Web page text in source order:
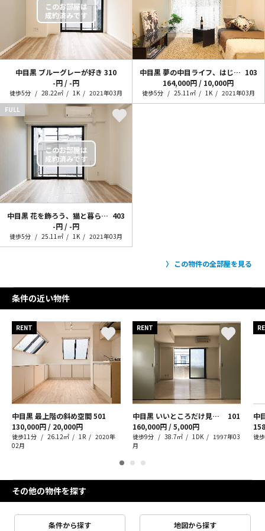
中目黒 ブルーグレーが好き 310
-円 / -円
徒歩5分 28.22㎡ 1K 2021年03月
中目黒 夢の中目ライフ、はじまるよ！ 103
164,000円 / 10,000円
徒歩5分 25.11㎡ 1K
2021年03月
FULL
中目黒 花を飾ろう、猫と暮らそう。 403
-円 / -円
徒歩5分 25.11㎡ 1K 2021年03月
この物件の全部屋を見る
条件の近い物件
RENT
中目黒 最上階の斜め空間501
130,000円 / 20,000円
徒歩11分 26.12㎡ 1R
2020年
02月
RENT
中目黒 いいところだけ見せたいの
101
160,000円 / 5,000円
徒歩9分 38.7㎡ 1DK
1997年03
月
徒
その他の物件を探す
条件から探す 地図から探す